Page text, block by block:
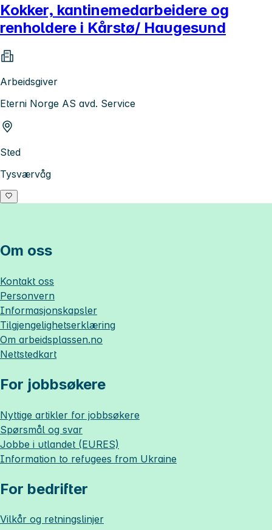
Kokker, kantinemedarbeidere og
renholdere i Kårstø/ Haugesund
Arbeidsgiver
Eterni Norge AS avd. Service
Sted
Tysværvåg
Om oss
Kontakt oss
Personvern
Informasjonskapsler
Tilgjengelighetserklæring
Om arbeidsplassen.no
Nettstedkart
For jobbsøkere
Nyttige artikler for jobbsøkere
Spørsmål og svar
Jobbe i utlandet (EURES)
Information to refugees from Ukraine
For bedrifter
Vilkår og retningslinjer